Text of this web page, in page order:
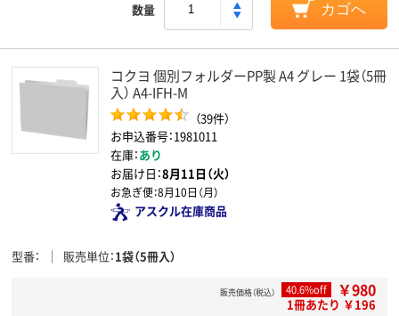
数量 カゴへ
コクヨ 個別フォルダーPP製 A4 グレー 1袋（5冊
入） A4-IFH-M
（39件）
お申込番号：1981011
在庫：あり
お届け日：8月11日（火）
お急ぎ便：8月10日（月）
アスクル在庫商品
型番 販売単位 1袋（5冊入）
販売価格（税込） 40.6%off ￥980
1冊あたり ￥196